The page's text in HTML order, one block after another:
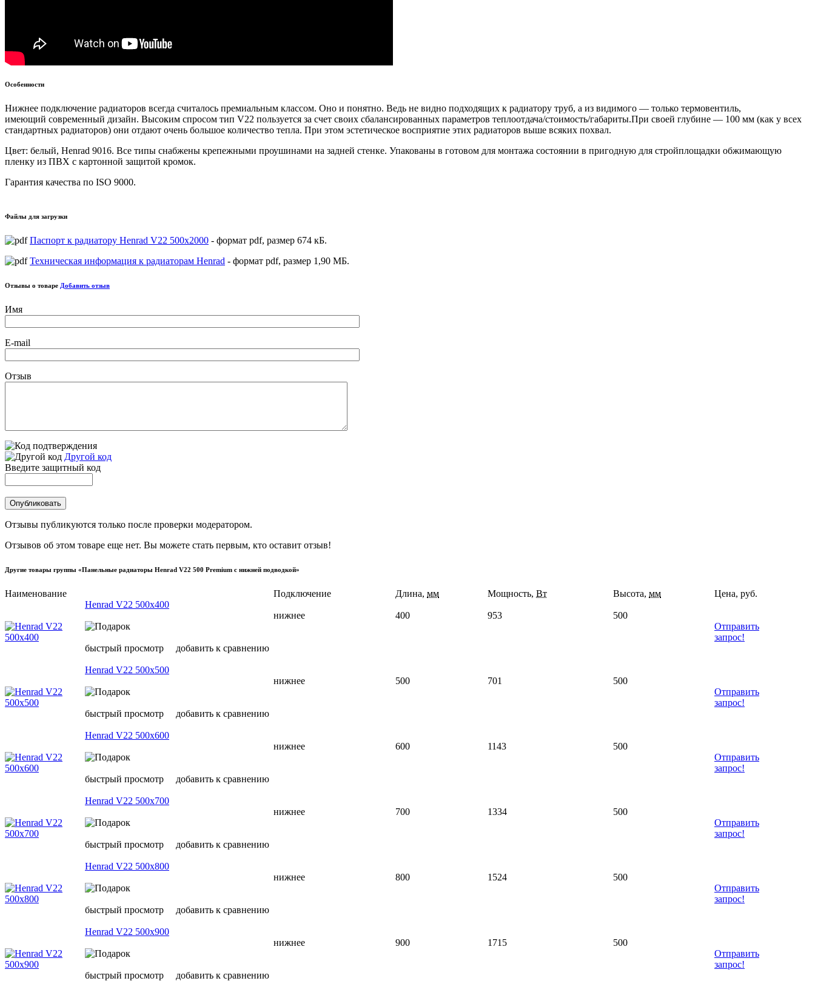
Особенности
Нижнее подключение радиаторов всегда считалось премиальным классом. Оно и понятно. Ведь не видно подходящих к радиатору труб, а из видимого — только термовентиль,
имеющий современный дизайн. Высоким спросом тип V22 пользуется за счет своих сбалансированных параметров теплоотдача/стоимость/габариты.При своей глубине — 100 мм (как у всех
стандартных радиаторов) они отдают очень большое количество тепла. При этом эстетическое восприятие этих радиаторов выше всяких похвал.
Цвет: белый, Henrad 9016. Все типы снабжены крепежными проушинами на задней стенке. Упакованы в готовом для монтажа состоянии в пригодную для стройплощадки обжимающую
пленку из ПВХ с картонной защитой кромок.
Гарантия качества по ISO 9000.
Файлы для загрузки
Паспорт к радиатору Henrad V22 500х2000 - формат pdf, размер 674 кБ.
Техническая информация к радиаторам Henrad - формат pdf, размер 1,90 МБ.
Отзывы о товаре Добавить отзыв
Имя
E-mail
Отзыв
Другой код
Введите защитный код
Отзывы публикуются только после проверки модератором.
Отзывов об этом товаре еще нет. Вы можете стать первым, кто оставит отзыв!
Другие товары группы «Панельные радиаторы Henrad V22 500 Premium с нижней подводкой»
Наименование Подключение Длина, мм Мощность, Вт Высота, мм
Цена, руб.
Henrad V22 500х400
нижнее
400 953
500
Отправить
запрос!
быстрый просмотр
добавить к сравнению
Henrad V22 500х500
нижнее
500 701
500
Отправить
запрос!
быстрый просмотр
добавить к сравнению
Henrad V22 500х600
нижнее
600 1143
500
Отправить
запрос!
быстрый просмотр
добавить к сравнению
Henrad V22 500х700
нижнее
700 1334
500
Отправить
запрос!
быстрый просмотр
добавить к сравнению
Henrad V22 500х800
нижнее
800 1524
500
Отправить
запрос!
быстрый просмотр
добавить к сравнению
Henrad V22 500х900
нижнее
900 1715
500
Отправить
запрос!
быстрый просмотр
добавить к сравнению